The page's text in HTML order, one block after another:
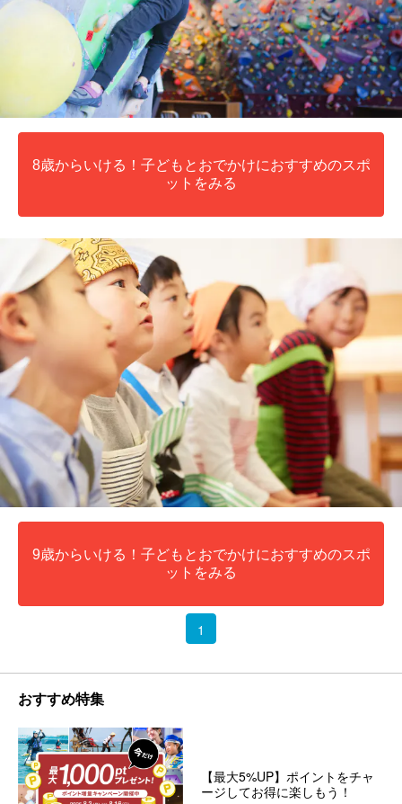
8歳からいける！子どもとおでかけにおすすめのスポ
ットをみる
9歳からいける！子どもとおでかけにおすすめのスポ
ットをみる
1
おすすめ特集
【最大5%UP】ポイントをチャ
ージしてお得に楽しもう！